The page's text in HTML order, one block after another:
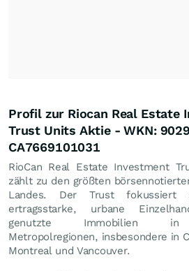
Profil zur Riocan Real Estate
Trust Units Aktie - WKN:
CA7669101031
RioCan Real Estate Investment
zählt zu den größten
Landes. Der Trust
ertragsstarke, urbane
genutzte Immobilien in
Metropolregionen, insbesondere in
Montreal und Vancouver.